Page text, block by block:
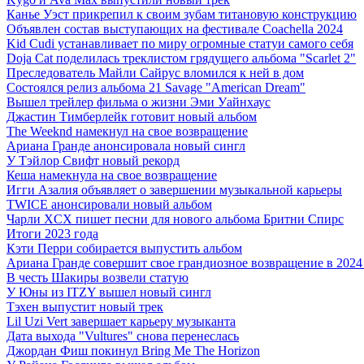
Канье Уэст прикрепил к своим зубам титановую конструкцию
Объявлен состав выступающих на фестивале Coachella 2024
Kid Cudi устанавливает по миру огромные статуи самого себя
Doja Cat поделилась треклистом грядущего альбома "Scarlet 2"
Преследователь Майли Сайрус вломился к ней в дом
Состоялся релиз альбома 21 Savage "American Dream"
Вышел трейлер фильма о жизни Эми Уайнхаус
Джастин Тимберлейк готовит новый альбом
The Weeknd намекнул на свое возвращение
Ариана Гранде анонсировала новый сингл
У Тэйлор Свифт новый рекорд
Кеша намекнула на свое возвращение
Игги Азалия объявляет о завершении музыкальной карьеры
TWICE анонсировали новый альбом
Чарли XCX пишет песни для нового альбома Бритни Спирс
Итоги 2023 года
Кэти Перри собирается выпустить альбом
Ариана Гранде совершит свое грандиозное возвращение в
В честь Шакиры возвели статую
У Юны из ITZY вышел новый сингл
Тэхен выпустит новый трек
Lil Uzi Vert завершает карьеру музыканта
Дата выхода "Vultures" снова перенеслась
Джордан Фиш покинул Bring Me The Horizon